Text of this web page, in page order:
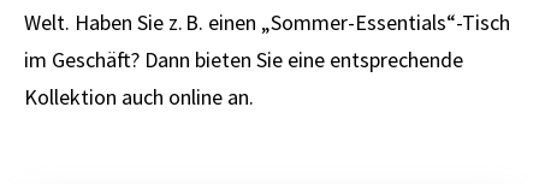
Welt. Haben Sie z. B. einen „Sommer-Essentials“-Tisch
im Geschäft? Dann bieten Sie eine entsprechende
Kollektion auch online an.